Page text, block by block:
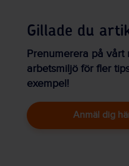
Gillade du
Prenumerera på vårt
arbetsmiljö för fler
exempel!
Anmäl dig